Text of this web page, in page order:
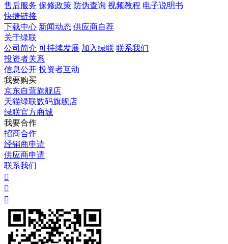
售后服务 保修政策 防伪查询 视频教程 电子说明书
快捷链接
下载中心 新闻动态 供应商自荐
关于绿联
公司简介 可持续发展 加入绿联 联系我们
投资者关系
信息公开 投资者互动
我要购买
京东自营旗舰店
天猫绿联数码旗舰店
绿联官方商城
我要合作
招商合作
经销商申请
供应商申请
联系我们


